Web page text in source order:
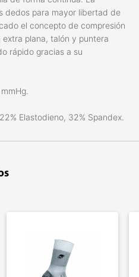
dedos para mayor libertad de
el concepto de compresión
plana, talón y puntera
rápido gracias a su
Elastodieno, 32% Spandex.